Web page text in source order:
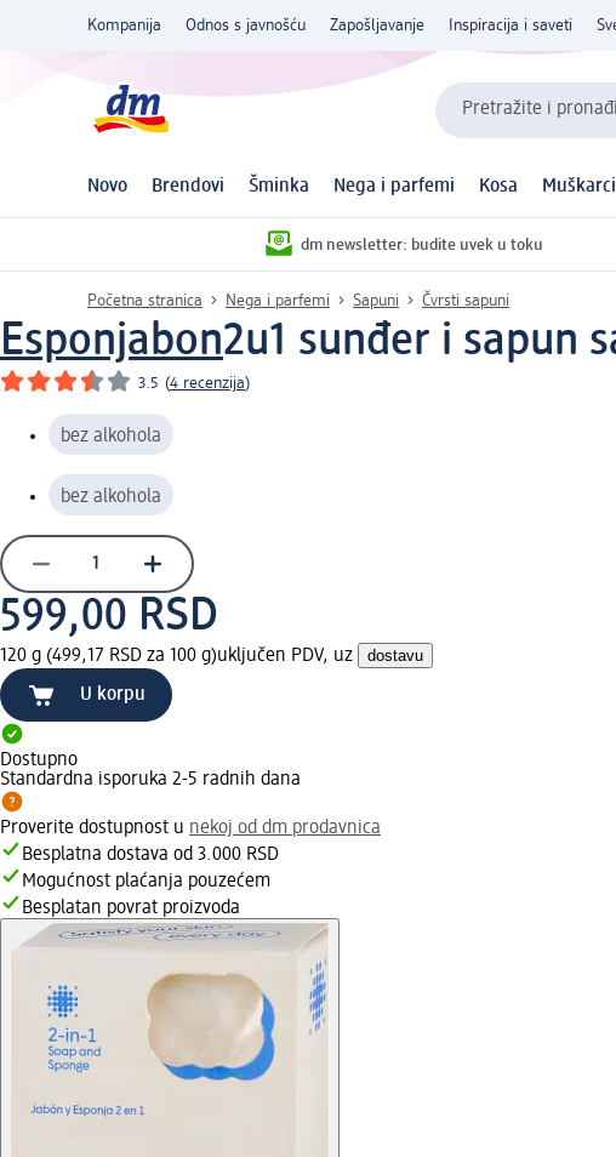
Kompanija Odnos s javnošću Zapošljavanje Inspiracija i saveti
Pretražite i
Novo Brendovi Šminka Nega i parfemi Kosa Muškarci
dm newsletter: budite uvek u toku
Početna stranica Nega i parfemi Sapuni Čvrsti sapuni
Esponjabon2u1 sunđer i sapun
3.5 (4 recenzija)
bez alkohola
bez alkohola
599,00 RSD
120 g (499,17 RSD za 100 g)uključen PDV, uz dostavu
U korpu
Dostupno
Standardna isporuka 2-5 radnih dana
Proverite dostupnost u nekoj od dm prodavnica
Besplatna dostava od 3.000 RSD
Mogućnost plaćanja pouzećem
Besplatan povrat proizvoda